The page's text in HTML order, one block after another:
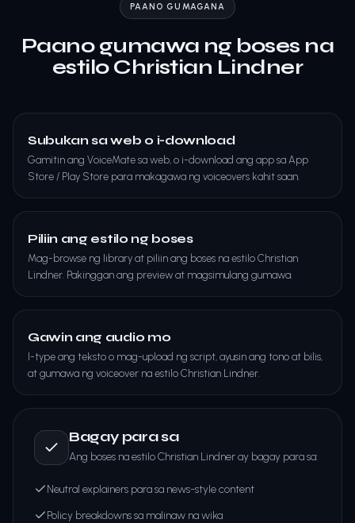
PAANO GUMAGANA
Paano gumawa ng boses na
estilo Christian Lindner
Subukan sa web o i-download
Gamitin ang VoiceMate sa web, o i-download ang app sa App
Store / Play Store para makagawa ng voiceovers kahit saan.
Piliin ang estilo ng boses
Mag-browse ng library at piliin ang boses na estilo Christian
Lindner. Pakinggan ang preview at magsimulang gumawa.
Gawin ang audio mo
I-type ang teksto o mag-upload ng script, ayusin ang tono at bilis,
at gumawa ng voiceover na estilo Christian Lindner.
Bagay para sa
Ang boses na estilo Christian Lindner ay bagay para sa:
Neutral explainers para sa news-style content
Policy breakdowns sa malinaw na wika